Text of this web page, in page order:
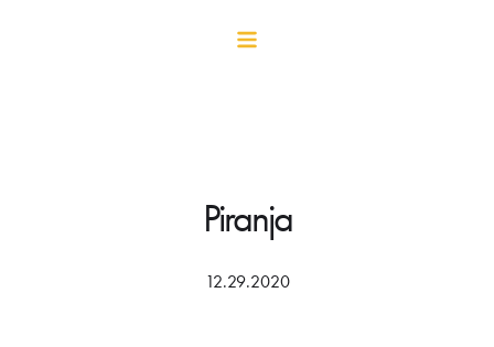
Piranja
12.29.2020